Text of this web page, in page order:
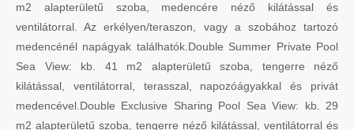
m2 alapterületű szoba, medencére néző kilátással és
ventilátorral. Az erkélyen/teraszon, vagy a szobához tartozó
medencénél napágyak találhatók.Double Summer Private Pool
Sea View: kb. 41 m2 alapterületű szoba, tengerre néző
kilátással, ventilátorral, terasszal, napozóágyakkal és privát
medencével.Double Exclusive Sharing Pool Sea View: kb. 29
m2 alapterületű szoba, tengerre néző kilátással, ventilátorral és